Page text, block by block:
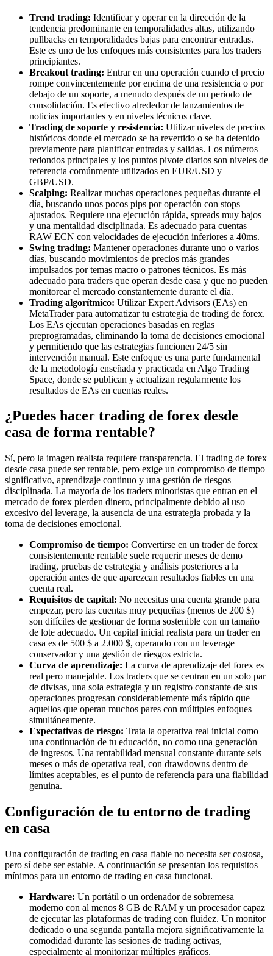
Trend trading: Identificar y operar en la dirección de la
tendencia predominante en temporalidades altas, utilizando
pullbacks en temporalidades bajas para encontrar entradas.
Este es uno de los enfoques más consistentes para los traders
principiantes.
Breakout trading: Entrar en una operación cuando el precio
rompe convincentemente por encima de una resistencia o por
debajo de un soporte, a menudo después de un periodo de
consolidación. Es efectivo alrededor de lanzamientos de
noticias importantes y en niveles técnicos clave.
Trading de soporte y resistencia: Utilizar niveles de precios
históricos donde el mercado se ha revertido o se ha detenido
previamente para planificar entradas y salidas. Los números
redondos principales y los puntos pivote diarios son niveles de
referencia comúnmente utilizados en EUR/USD y
GBP/USD.
Scalping: Realizar muchas operaciones pequeñas durante el
día, buscando unos pocos pips por operación con stops
ajustados. Requiere una ejecución rápida, spreads muy bajos
y una mentalidad disciplinada. Es adecuado para cuentas
RAW ECN con velocidades de ejecución inferiores a 40ms.
Swing trading: Mantener operaciones durante uno o varios
días, buscando movimientos de precios más grandes
impulsados por temas macro o patrones técnicos. Es más
adecuado para traders que operan desde casa y que no pueden
monitorear el mercado constantemente durante el día.
Trading algorítmico: Utilizar Expert Advisors (EAs) en
MetaTrader para automatizar tu estrategia de trading de forex.
Los EAs ejecutan operaciones basadas en reglas
preprogramadas, eliminando la toma de decisiones emocional
y permitiendo que las estrategias funcionen 24/5 sin
intervención manual. Este enfoque es una parte fundamental
de la metodología enseñada y practicada en Algo Trading
Space, donde se publican y actualizan regularmente los
resultados de EAs en cuentas reales.
¿Puedes hacer trading de forex desde
casa de forma rentable?
Sí, pero la imagen realista requiere transparencia. El trading de forex
desde casa puede ser rentable, pero exige un compromiso de tiempo
significativo, aprendizaje continuo y una gestión de riesgos
disciplinada. La mayoría de los traders minoristas que entran en el
mercado de forex pierden dinero, principalmente debido al uso
excesivo del leverage, la ausencia de una estrategia probada y la
toma de decisiones emocional.
Compromiso de tiempo: Convertirse en un trader de forex
consistentemente rentable suele requerir meses de demo
trading, pruebas de estrategia y análisis posteriores a la
operación antes de que aparezcan resultados fiables en una
cuenta real.
Requisitos de capital: No necesitas una cuenta grande para
empezar, pero las cuentas muy pequeñas (menos de 200 $)
son difíciles de gestionar de forma sostenible con un tamaño
de lote adecuado. Un capital inicial realista para un trader en
casa es de 500 $ a 2.000 $, operando con un leverage
conservador y una gestión de riesgos estricta.
Curva de aprendizaje: La curva de aprendizaje del forex es
real pero manejable. Los traders que se centran en un solo par
de divisas, una sola estrategia y un registro constante de sus
operaciones progresan considerablemente más rápido que
aquellos que operan muchos pares con múltiples enfoques
simultáneamente.
Expectativas de riesgo: Trata la operativa real inicial como
una continuación de tu educación, no como una generación
de ingresos. Una rentabilidad mensual constante durante seis
meses o más de operativa real, con drawdowns dentro de
límites aceptables, es el punto de referencia para una fiabilidad
genuina.
Configuración de tu entorno de trading
en casa
Una configuración de trading en casa fiable no necesita ser costosa,
pero sí debe ser estable. A continuación se presentan los requisitos
mínimos para un entorno de trading en casa funcional.
Hardware: Un portátil o un ordenador de sobremesa
moderno con al menos 8 GB de RAM y un procesador capaz
de ejecutar las plataformas de trading con fluidez. Un monitor
dedicado o una segunda pantalla mejora significativamente la
comodidad durante las sesiones de trading activas,
especialmente al monitorizar múltiples gráficos.